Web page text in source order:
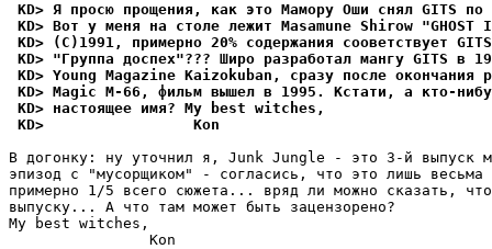
KD> Я просю прощения, как это Мамору Оши снял GITS по
KD> Вот у меня на столе лежит Masamune Shirow "GHOST
KD> (C)1991, примерно 20% содержания сооветствует
KD> "Группа доспех"??? Широ разработал мангу GITS в
KD> Young Magazine Kaizokuban, сразу после окончания
KD> Magic M-66, фильм вышел в 1995. Кстати, а кто-
KD> настоящее имя? My best witches,
KD>                 Kon
В догонку: ну уточнил я, Junk Jungle - это 3-й выпуск
эпизод с "мусорщиком" - согласись, что это лишь
примерно 1/5 всего сюжета... вряд ли можно сказать,
выпуску... А что там может быть зацензорено?
My best witches,
                Kon